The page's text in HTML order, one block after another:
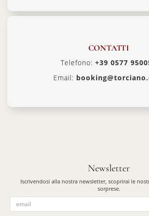
CONTATTI
Telefono: +39 0577
Email:
Newsletter
Iscrivendosi alla nostra newsletter, scoprirai le
sorprese.